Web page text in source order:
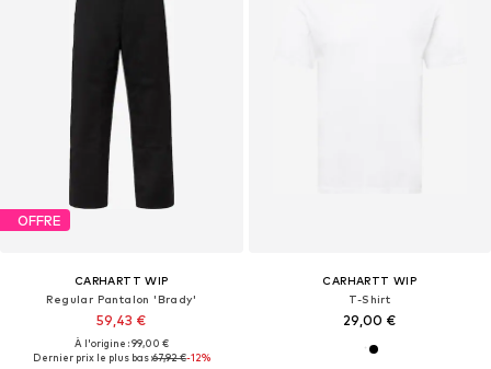
OFFRE
CARHARTT WIP
Regular Pantalon 'Brady'
59,43 €
À l'origine : 99,00 €
Dernier prix le plus bas :67,92 €-12%
CARHARTT WIP
T-Shirt
29,00 €